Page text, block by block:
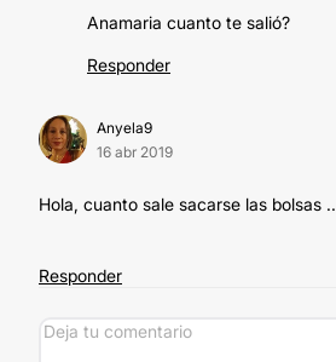
Anamaria cuanto te salió?
Responder
Anyela9
16 abr 2019
Hola, cuanto sale sacarse las bolsas ..
Responder